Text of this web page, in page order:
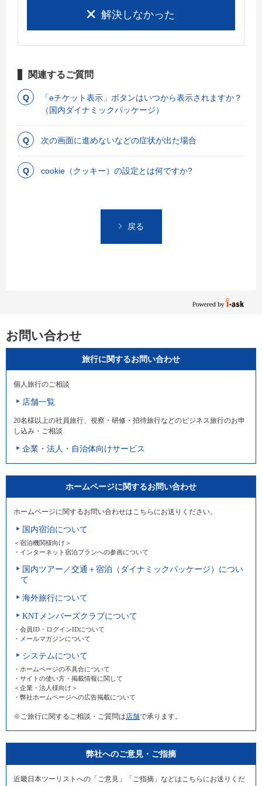
解決しなかった
関連するご質問
「eチケット表示」ボタンはいつから表示されますか？
（国内ダイナミックパッケージ）
次の画面に進めないなどの症状が出た場合
cookie（クッキー）の設定とは何ですか?
戻る
お問い合わせ
旅行に関するお問い合わせ
個人旅行のご相談
店舗一覧
20名様以上の社員旅行、視察・研修・招待旅行などのビジネス旅行のお申
し込み・ご相談
企業・法人・自治体向けサービス
ホームページに関するお問い合わせ
ホームページに関するお問い合わせはこちらにお送りください。
国内宿泊について
＜宿泊機関様向け＞
・インターネット宿泊プランへの参画について
国内ツアー／交通＋宿泊（ダイナミックパッケージ）につい
て
海外旅行について
KNTメンバーズクラブについて
・会員ID・ログインIDについて
・メールマガジンについて
システムについて
・ホームページの不具合について
・サイトの使い方・掲載情報に関して
＜企業・法人様向け＞
・弊社ホームページへの広告掲載について
※ご旅行に関するご相談・ご質問は 店舗で承ります。
弊社へのご意見・ご指摘
近畿日本ツーリストへの「ご意見」「ご指摘」などはこちらにお送りくだ